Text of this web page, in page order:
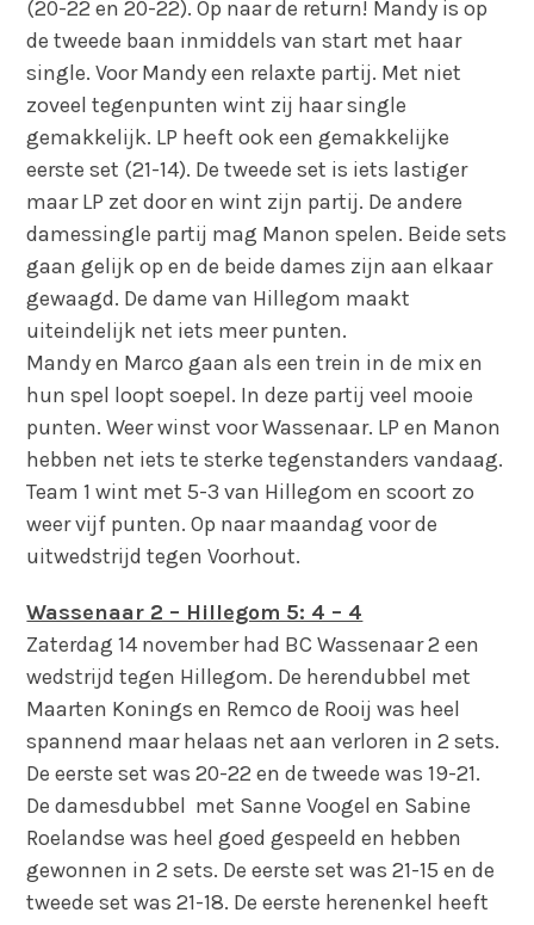
(20-22 en 20-22). Op naar de return! Mandy is op
de tweede baan inmiddels van start met haar
single. Voor Mandy een relaxte partij. Met niet
zoveel tegenpunten wint zij haar single
gemakkelijk. LP heeft ook een gemakkelijke
eerste set (21-14). De tweede set is iets lastiger
maar LP zet door en wint zijn partij. De andere
damessingle partij mag Manon spelen. Beide sets
gaan gelijk op en de beide dames zijn aan elkaar
gewaagd. De dame van Hillegom maakt
uiteindelijk net iets meer punten.
Mandy en Marco gaan als een trein in de mix en
hun spel loopt soepel. In deze partij veel mooie
punten. Weer winst voor Wassenaar. LP en Manon
hebben net iets te sterke tegenstanders vandaag.
Team 1 wint met 5-3 van Hillegom en scoort zo
weer vijf punten. Op naar maandag voor de
uitwedstrijd tegen Voorhout.
Wassenaar 2 – Hillegom 5: 4 – 4
Zaterdag 14 november had BC Wassenaar 2 een
wedstrijd tegen Hillegom. De herendubbel met
Maarten Konings en Remco de Rooij was heel
spannend maar helaas net aan verloren in 2 sets.
De eerste set was 20-22 en de tweede was 19-21.
De damesdubbel met Sanne Voogel en Sabine
Roelandse was heel goed gespeeld en hebben
gewonnen in 2 sets. De eerste set was 21-15 en de
tweede set was 21-18. De eerste herenenkel heeft